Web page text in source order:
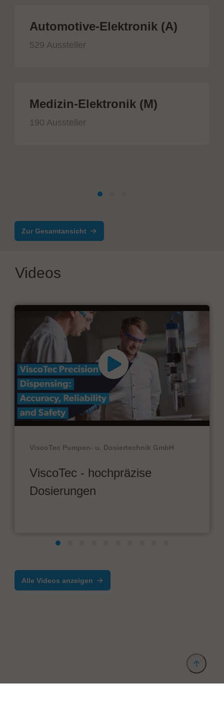
Automotive-Elektronik (A)
529 Aussteller
Medizin-Elektronik (M)
190 Aussteller
Zur Gesamtansicht
Videos
ViscoTec Pumpen- u. Dosiertechnik GmbH
ViscoTec - hochpräzise
Dosierungen
Alle Videos anzeigen